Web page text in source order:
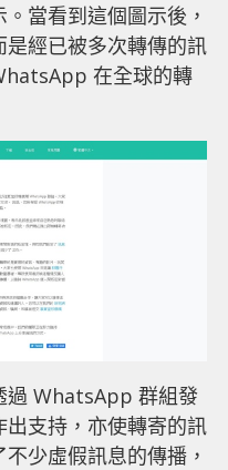
當看到這個圖示後，
經已被多次轉傳的訊
在全球的轉
過 WhatsApp 群組發
支持，亦使轉寄的訊
少虛假訊息的傳播，